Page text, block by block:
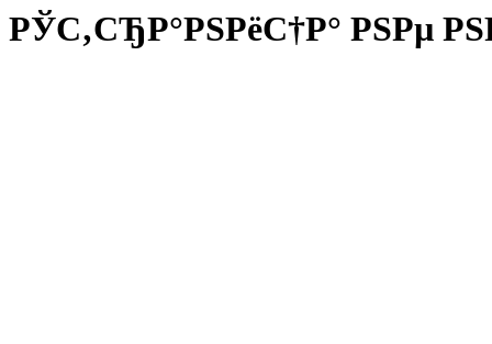
РЎС‚СЂР°РЅРёС†Р° РЅРµ